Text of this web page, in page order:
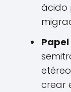
ácido
crear